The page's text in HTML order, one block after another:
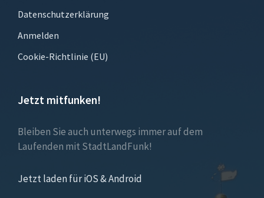
Datenschutzerklärung
Anmelden
Cookie-Richtlinie (EU)
Jetzt mitfunken!
Bleiben Sie auch unterwegs immer auf dem
Laufenden mit StadtLandFunk!
Jetzt laden für iOS & Android